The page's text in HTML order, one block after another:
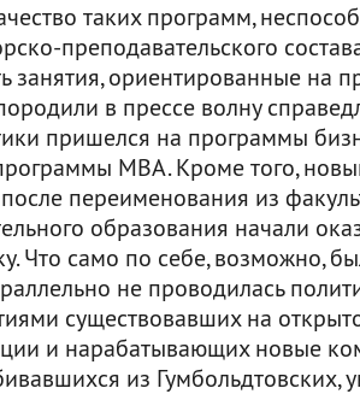
таких программ,
преподавательского
занятия, ориентированные на
в прессе волну
пришелся на программы
МВА. Кроме того,
переименования из
образования начали
Что само по себе, возможно,
не проводилась
существовавших на
и нарабатывающих новые
из Гумбольдтовских,